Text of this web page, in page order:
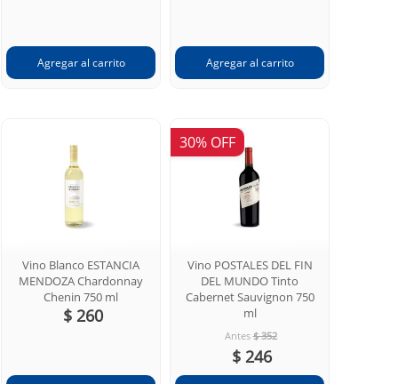
Vino Blanco ESTANCIA
MENDOZA Chardonnay
Chenin 750 ml
$ 260
30% OFF
Vino POSTALES DEL FIN
DEL MUNDO Tinto
Cabernet Sauvignon 750
ml
Antes $ 352
$ 246